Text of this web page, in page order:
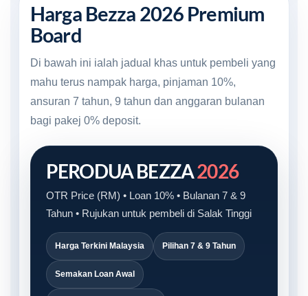
Harga Bezza 2026 Premium
Board
Di bawah ini ialah jadual khas untuk pembeli yang
mahu terus nampak harga, pinjaman 10%,
ansuran 7 tahun, 9 tahun dan anggaran bulanan
bagi pakej 0% deposit.
PERODUA BEZZA2026
OTR Price (RM) • Loan 10% • Bulanan 7 & 9
Tahun • Rujukan untuk pembeli di Salak Tinggi
Harga Terkini Malaysia Pilihan 7 & 9 Tahun
Semakan Loan Awal